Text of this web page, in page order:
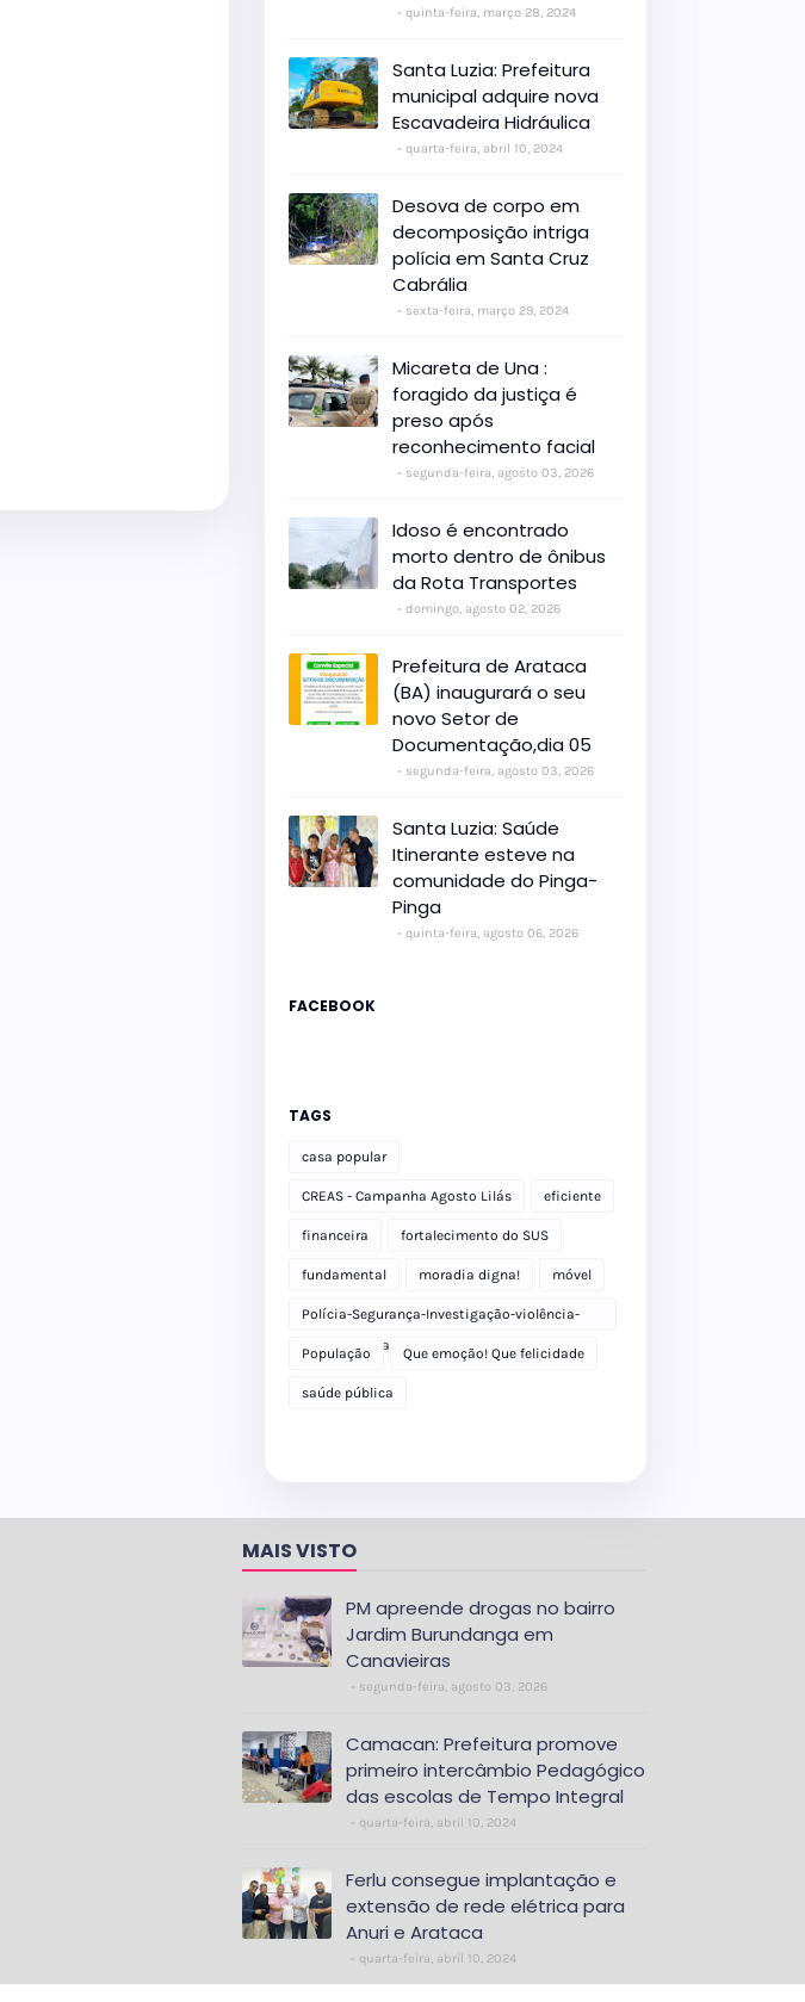
quinta-feira, março 28, 2024
Santa Luzia: Prefeitura
municipal adquire nova
Escavadeira Hidráulica
quarta-feira, abril 10, 2024
Desova de corpo em
decomposição intriga
polícia em Santa Cruz
Cabrália
sexta-feira, março 29, 2024
Micareta de Una :
foragido da justiça é
preso após
reconhecimento facial
segunda-feira, agosto 03, 2026
Idoso é encontrado
morto dentro de ônibus
da Rota Transportes
domingo, agosto 02, 2026
Prefeitura de Arataca
(BA) inaugurará o seu
novo Setor de
Documentação,dia 05
segunda-feira, agosto 03, 2026
Santa Luzia: Saúde
Itinerante esteve na
comunidade do Pinga-
Pinga
quinta-feira, agosto 06, 2026
FACEBOOK
TAGS
casa popular
CREAS - Campanha Agosto Lilás eficiente
financeira fortalecimento do SUS
fundamental moradia digna! móvel
Polícia-Segurança-Investigação-violência-
Polícia Militar-delegacia
População Que emoção! Que felicidade
saúde pública
MAIS VISTO
PM apreende drogas no bairro
Jardim Burundanga em
Canavieiras
segunda-feira, agosto 03, 2026
Camacan: Prefeitura promove
primeiro intercâmbio Pedagógico
das escolas de Tempo Integral
quarta-feira, abril 10, 2024
Ferlu consegue implantação e
extensão de rede elétrica para
Anuri e Arataca
quarta-feira, abril 10, 2024